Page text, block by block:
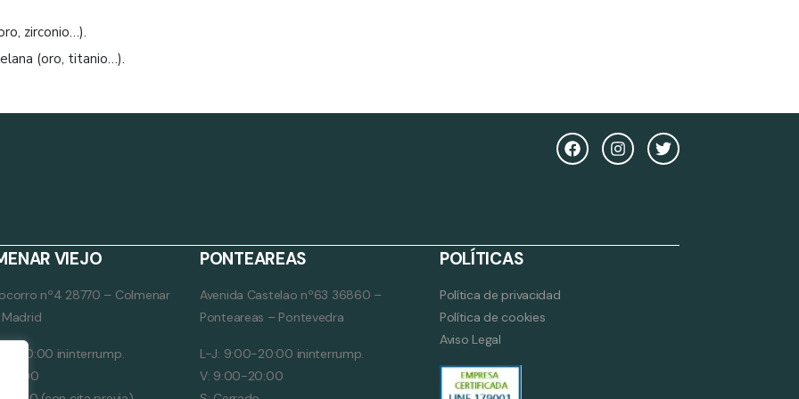
zirconio…).
(oro, titanio…).
VIEJO
nº4 28770 – Colmenar
20:00 ininterrump.
15:00
PONTEAREAS
Avenida Castelao nº63 36860 –
Ponteareas – Pontevedra
L-J: 9:00-20:00 ininterrump.
V: 9:00-20:00
POLÍTICAS
Política de privacidad
Política de cookies
Aviso Legal